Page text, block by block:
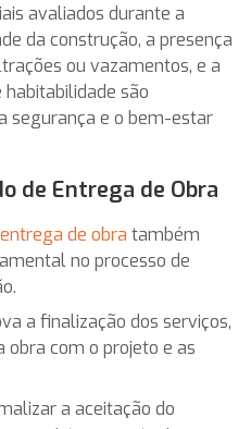
avaliados durante a
da construção, a presença
ou vazamentos, e a
habitabilidade são
segurança e o bem-estar
de Entrega de Obra
de obra também
no processo de
a finalização dos serviços,
obra com o projeto e as
a aceitação do